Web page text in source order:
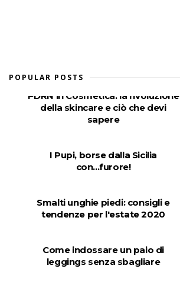
POPULAR POSTS
PDRN in Cosmetica: la rivoluzione
della skincare e ciò che devi
sapere
I Pupi, borse dalla Sicilia
con...furore!
Smalti unghie piedi: consigli e
tendenze per l'estate 2020
Come indossare un paio di
leggings senza sbagliare